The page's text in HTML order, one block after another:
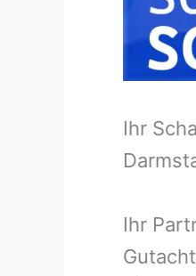
Ihr
Ihr